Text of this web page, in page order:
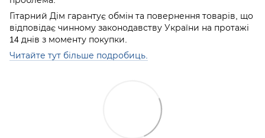
Гітарний Дім гарантує обмін та повернення товарів, що
відповідає чинному законодавству України на протажі
14 днів з моменту покупки.
Читайте тут більше подробиць.